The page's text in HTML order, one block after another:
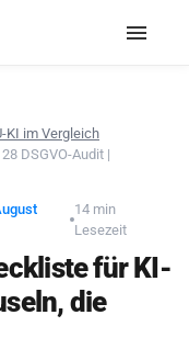
KI im Vergleich
DSGVO-Audit |
14 min
Lesezeit
für KI-
die